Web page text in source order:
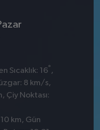
Sıcaklık: 16° ,
8 km/s,
Çiy Noktası:
km, Gün